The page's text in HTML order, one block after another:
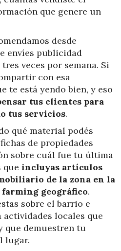
que genere un
desde
envíes publicidad
veces por semana. Si
con esa
te está yendo bien, y eso
tus clientes para
tus servicios.
qué material podés
de propiedades
sobre cuál fue tu última
que incluyas artículos
de la zona en la
farming geográfico.
sobre el barrio e
locales que
que demuestren tu
lugar.